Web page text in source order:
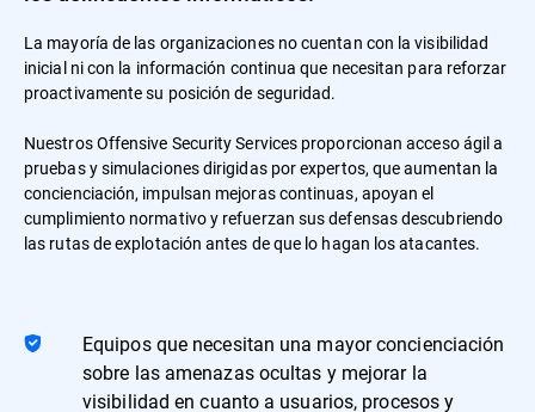
La mayoría de las organizaciones no cuentan con la visibilidad
inicial ni con la información continua que necesitan para reforzar
proactivamente su posición de seguridad.
Nuestros Offensive Security Services proporcionan acceso ágil a
pruebas y simulaciones dirigidas por expertos, que aumentan la
concienciación, impulsan mejoras continuas, apoyan el
cumplimiento normativo y refuerzan sus defensas descubriendo
las rutas de explotación antes de que lo hagan los atacantes.
Equipos que necesitan una mayor concienciación
sobre las amenazas ocultas y mejorar la
visibilidad en cuanto a usuarios, procesos y